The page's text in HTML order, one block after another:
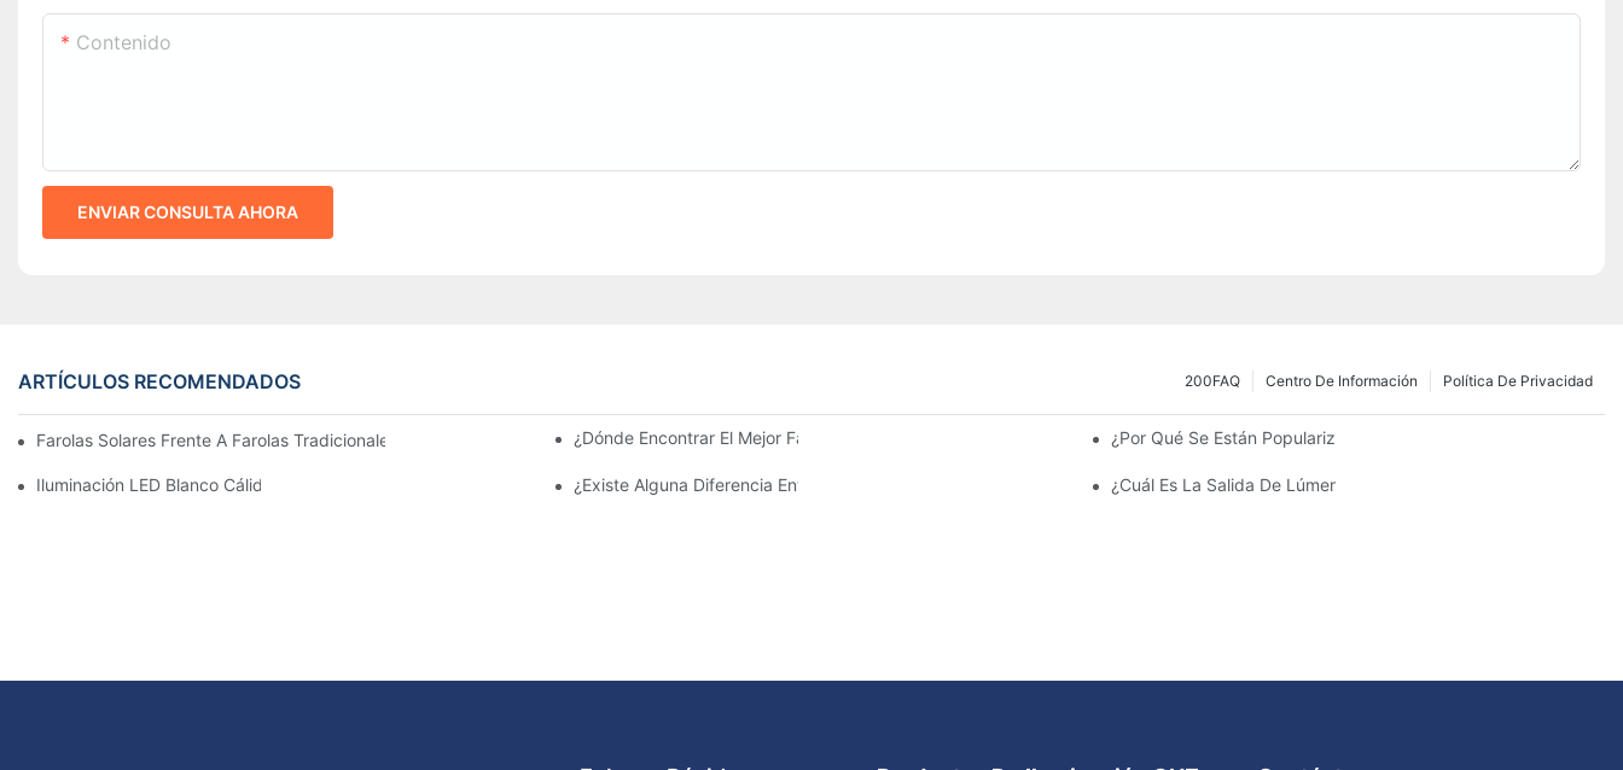
Contenido
ENVIAR CONSULTA AHORA
ARTÍCULOS RECOMENDADOS Política De Privacidad
Centro De Información
200FAQ
Farolas Solares Frente A Farolas Tradicionales: Coste, Retorno De La Inversión Y Eficiencia.¿Dónde Encontrar El Mejor Fabricante De Farolas Solares? ¿Por Qué Se Están Popularizando Las Farolas Solares?
Iluminación LED Blanco Cálido Vs. Blanco Suave ¿Existe Alguna Diferencia Entre Las Luces Del Área De Estacionamiento Y Las Luces Del Estacionamiento?
¿Cuál Es La Salida De Lúmenes Ideal Para Un Estacionamiento